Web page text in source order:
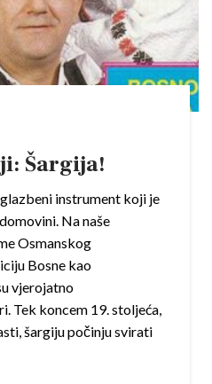
Šargija!
instrument koji je
Na naše
Osmanskog
Bosne kao
vjerojatno
Tek koncem 19. stoljeća,
šargiju počinju svirati